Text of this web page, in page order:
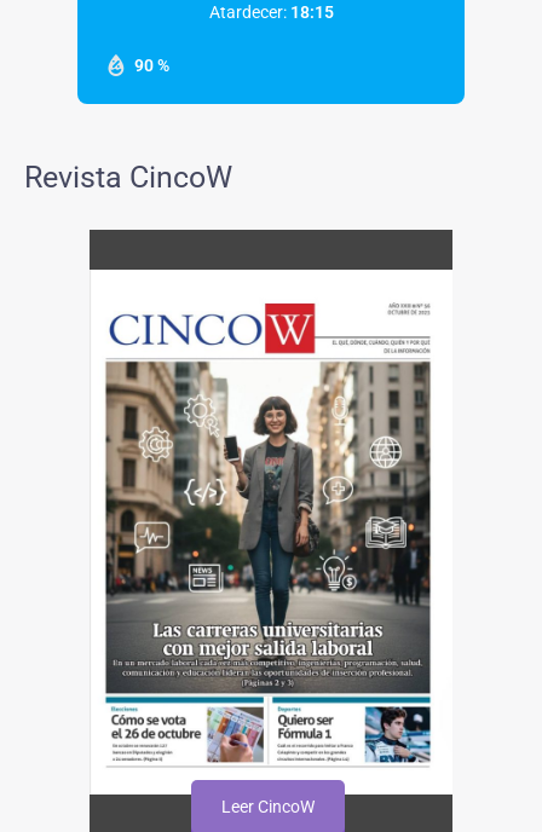
90 %
Atardecer: 18:15
Revista CincoW
Leer CincoW